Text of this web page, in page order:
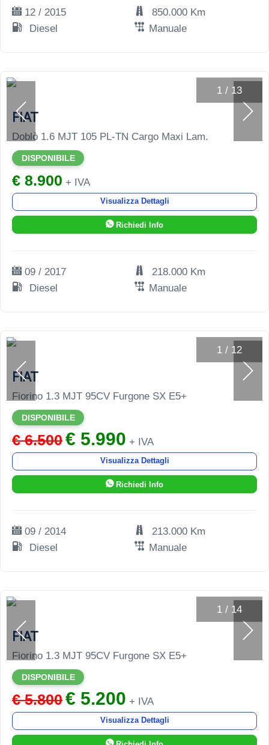
12 / 2015
850.000 Km
Diesel
Manuale
1 / 13
FIAT
Doblò 1.6 MJT 105 PL-TN Cargo Maxi Lam.
DISPONIBILE
€ 8.900 + IVA
Visualizza Dettagli
Richiedi Info
09 / 2017
218.000 Km
Diesel
Manuale
1 / 12
FIAT
Fiorino 1.3 MJT 95CV Furgone SX E5+
DISPONIBILE
€ 6.500€ 5.990 + IVA
Visualizza Dettagli
Richiedi Info
09 / 2014
213.000 Km
Diesel
Manuale
1 / 14
FIAT
Fiorino 1.3 MJT 95CV Furgone SX E5+
DISPONIBILE
€ 5.800€ 5.200 + IVA
Visualizza Dettagli